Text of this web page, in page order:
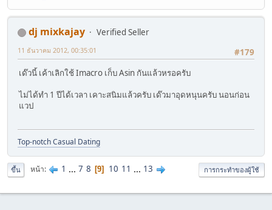
dj mixkajay
Verified Seller
#179
11 ธันวาคม 2012, 00:35:01
เด๊วนี้ เค้าเลิกใช้ Imacro เก็บ Asin กันแล้วหรอครับ
ไม่ได้ทำ 1 ปีได้เวลา เคาะสนิมแล้วครับ เด๊วมาอุดหนุนครับ นอนก่อน
แวป
Top-notch Сasual Dating
ขึ้น หน้า 1 ... 7 8 9 10 11 ... 13 การกระทำของผู้ใช้